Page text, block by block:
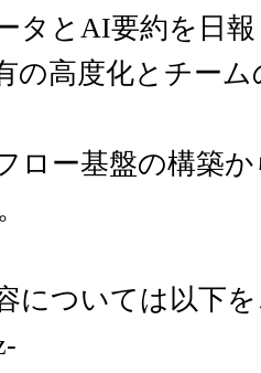
タとAI要約を日
の高度化とチー
ロー基盤の構築
については以下